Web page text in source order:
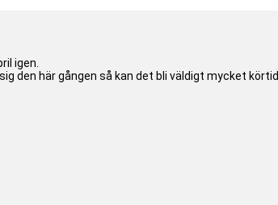
igen.
den här gången så kan det bli väldigt mycket körtid.